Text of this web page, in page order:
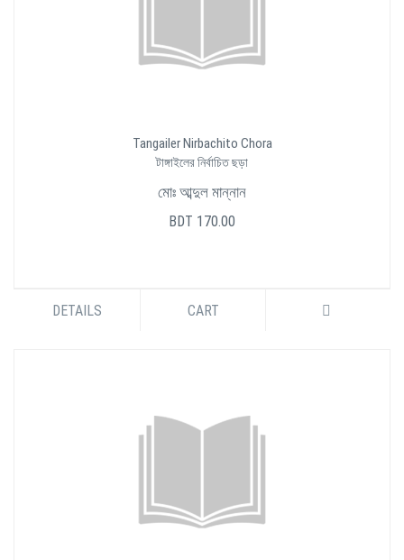
Tangailer Nirbachito Chora
টাঙ্গাইলের নির্বাচিত ছড়া
মোঃ আব্দুল মান্নান
BDT 170.00
DETAILS CART